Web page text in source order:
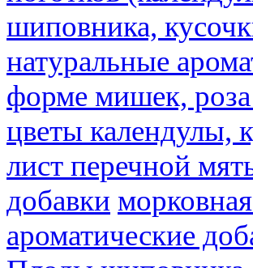
шиповника,
натуральные
форме мишек, роза
цветы календулы,
лист перечной
добавки
ароматические